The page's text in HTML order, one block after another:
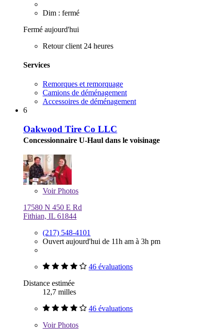
Dim : fermé
Fermé aujourd'hui
Retour client 24 heures
Services
Remorques et remorquage
Camions de déménagement
Accessoires de déménagement
6
Oakwood Tire Co LLC
Concessionnaire U-Haul dans le voisinage
VoirPhotos
17580 N 450 E Rd
Fithian, IL 61844
(217) 548-4101
Ouvert aujourd'hui de 11h am à 3h pm
46 évaluations
Distance estimée
12,7 milles
46 évaluations
VoirPhotos